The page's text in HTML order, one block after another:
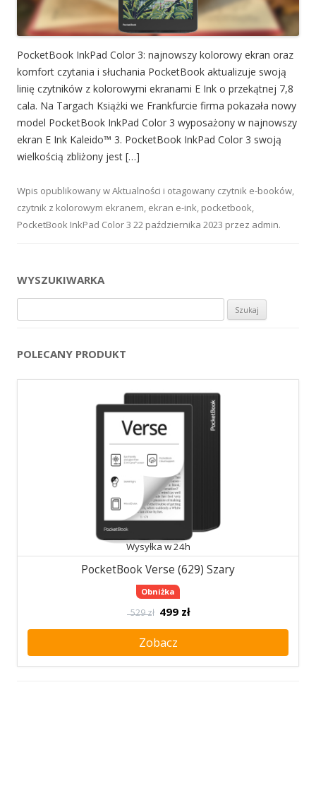
PocketBook InkPad Color 3: najnowszy kolorowy ekran oraz
komfort czytania i słuchania PocketBook aktualizuje swoją
linię czytników z kolorowymi ekranami E Ink o przekątnej 7,8
cala. Na Targach Książki we Frankfurcie firma pokazała nowy
model PocketBook InkPad Color 3 wyposażony w najnowszy
ekran E Ink Kaleido™ 3. PocketBook InkPad Color 3 swoją
wielkością zbliżony jest […]
Wpis opublikowany wAktualności i otagowany czytnik e-booków,
czytnik z kolorowym ekranem, ekran e-ink, pocketbook,
PocketBook InkPad Color 3 22 października 2023 przez admin.
WYSZUKIWARKA
POLECANY PRODUKT
Wysyłka w 24h
PocketBook Verse (629) Szary
Obniżka
529 zł 499 zł
Zobacz